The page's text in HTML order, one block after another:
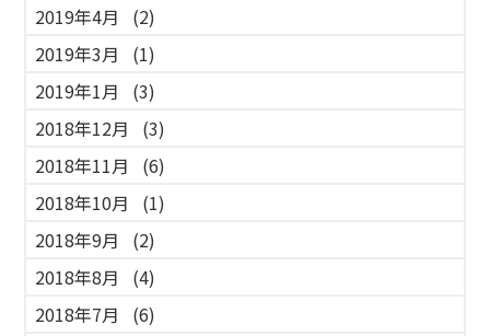
2019年4月
(2)
2019年3月
(1)
2019年1月
(3)
2018年12月
(3)
2018年11月
(6)
2018年10月
(1)
2018年9月
(2)
2018年8月
(4)
2018年7月
(6)